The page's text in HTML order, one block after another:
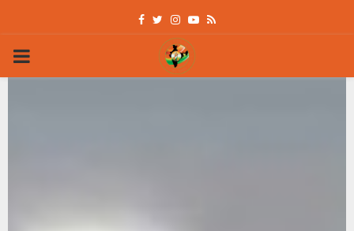
Facebook
Twitter
Instagram
Youtube
Rss
PRIMARY